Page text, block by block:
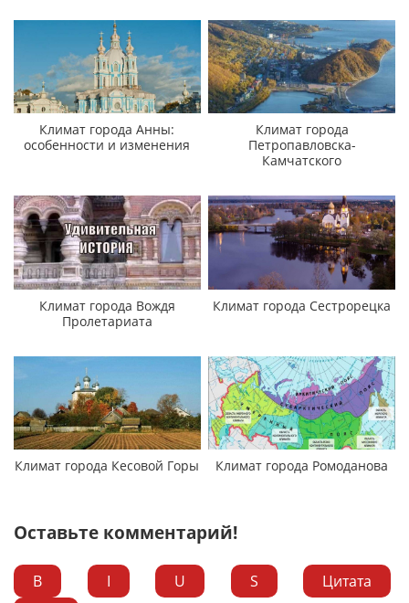
Климат города Анны:
особенности и изменения
Климат города
Петропавловска-
Камчатского
Климат города Вождя
Пролетариата
Климат города Сестрорецка
Климат города Кесовой Горы Климат города Ромоданова
Оставьте комментарий!
B I U S
Цитата